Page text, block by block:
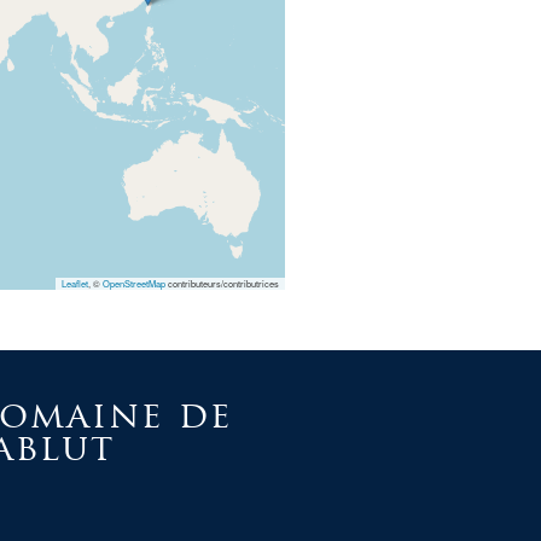
Leaflet , ©OpenStreetMapcontributeurs/contributrices
de